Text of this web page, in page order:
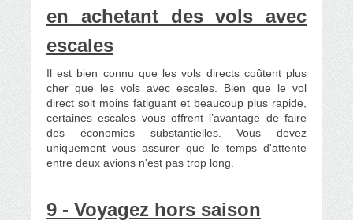
en achetant des vols avec
escales
Il est bien connu que les vols directs coûtent plus
cher que les vols avec escales. Bien que le vol
direct soit moins fatiguant et beaucoup plus rapide,
certaines escales vous offrent l’avantage de faire
des économies substantielles. Vous devez
uniquement vous assurer que le temps d'attente
entre deux avions n'est pas trop long.
9 - Voyagez hors saison